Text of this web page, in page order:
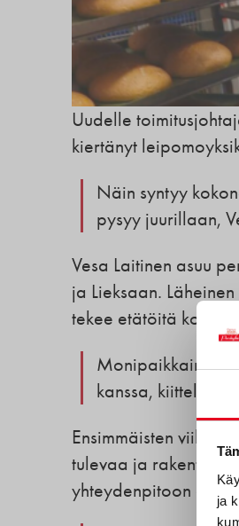
ja
Uudelle
kiertänyt
Näin syntyy
pysyy juurillaan,
Vesa Laitinen asuu
ja Lieksaan.
tekee etätöitä kotoaan
Monipaikkainen
kanssa, kiittelee
Ensimmäisten
tulevaa ja rakentanut
yhteydenpitoon ovat